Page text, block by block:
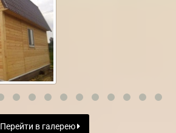
Перейти в галерею